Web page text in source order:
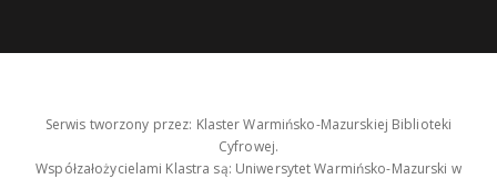
Serwis tworzony przez: Klaster Warmińsko-Mazurskiej Biblioteki
Cyfrowej.
Współzałożycielami Klastra są: Uniwersytet Warmińsko-Mazurski w